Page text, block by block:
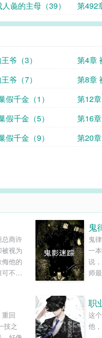
彘的主母（39） 第492
爷（3）
第4章
爷（7）
第8章
假千金（1）
第12
假千金（5）
第16
假千金（9） 第20
商许
视为
他的
不想
由我
，大
。但
鬼
鬼
一
说
师
回
技之
职
这
他